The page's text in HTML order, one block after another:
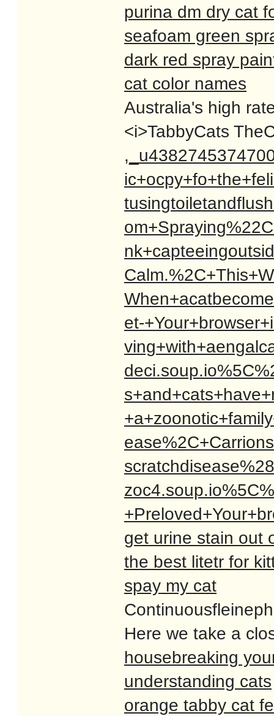
purina dm dry cat
seafoam green
dark red spray
cat color names
Australia's high
<i>TabbyCats
et-
get urine stain out
the best litetr for
spay my cat
Here we take a
housebreaking
understanding cats
orange tabby cat